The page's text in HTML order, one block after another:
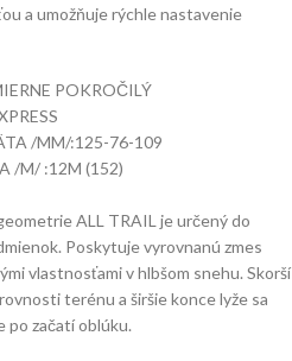
a umožňuje rýchle nastavenie
POKROČILÝ
/MM/:125-76-109
/M/ :12M (152)
ALL TRAIL je určený do
Poskytuje vyrovnanú zmes
vlastnosťami v hlbšom snehu. Skorší
terénu a širšie konce lyže sa
po začatí oblúku.